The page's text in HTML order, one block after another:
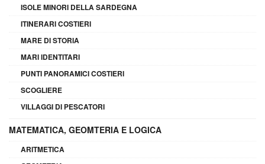
ISOLE MINORI DELLA SARDEGNA
ITINERARI COSTIERI
MARE DI STORIA
MARI IDENTITARI
PUNTI PANORAMICI COSTIERI
SCOGLIERE
VILLAGGI DI PESCATORI
MATEMATICA, GEOMTERIA E LOGICA
ARITMETICA